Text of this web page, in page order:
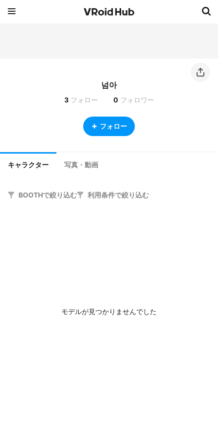
넘아
3 フォロー 0 フォロワー
フォロー
キャラクター 写真・動画
BOOTHで絞り込む 利用条件で絞り込む
モデルが見つかりませんでした